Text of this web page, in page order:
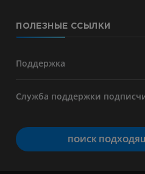
ПОЛЕЗНЫЕ ССЫЛКИ
Поддержка
Служба поддержки
ПОИСК